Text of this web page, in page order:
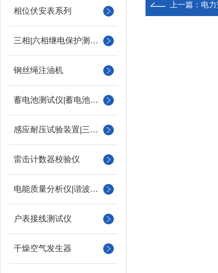
相位伏安表系列
三相|六相继电保护测试仪
钢丝绳注油机
蓄电池测试仪|蓄电池充放电测试仪
感应耐压试验装置|三倍频
雷击计数器校验仪
电能质量分析仪|谐波测试
户表接线测试仪
干燥空气发生器
上一篇： 电